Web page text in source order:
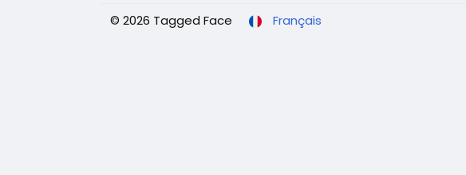
© 2026 Tagged Face Français